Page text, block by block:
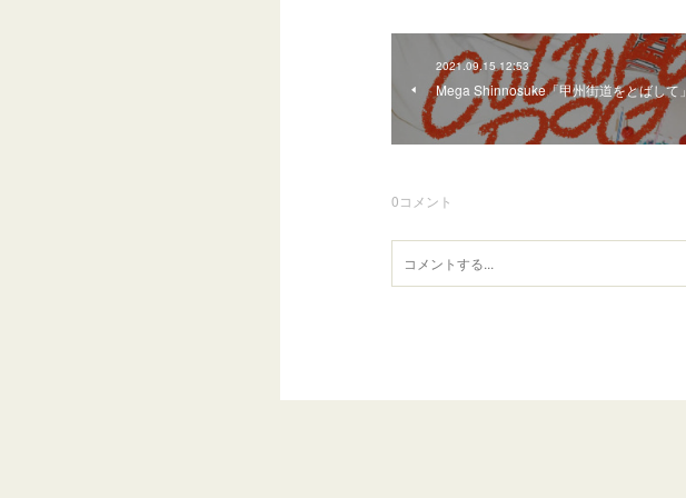
2021.09.15 12:53
Mega Shinnosuke「甲州街道をとばして」
0コメント